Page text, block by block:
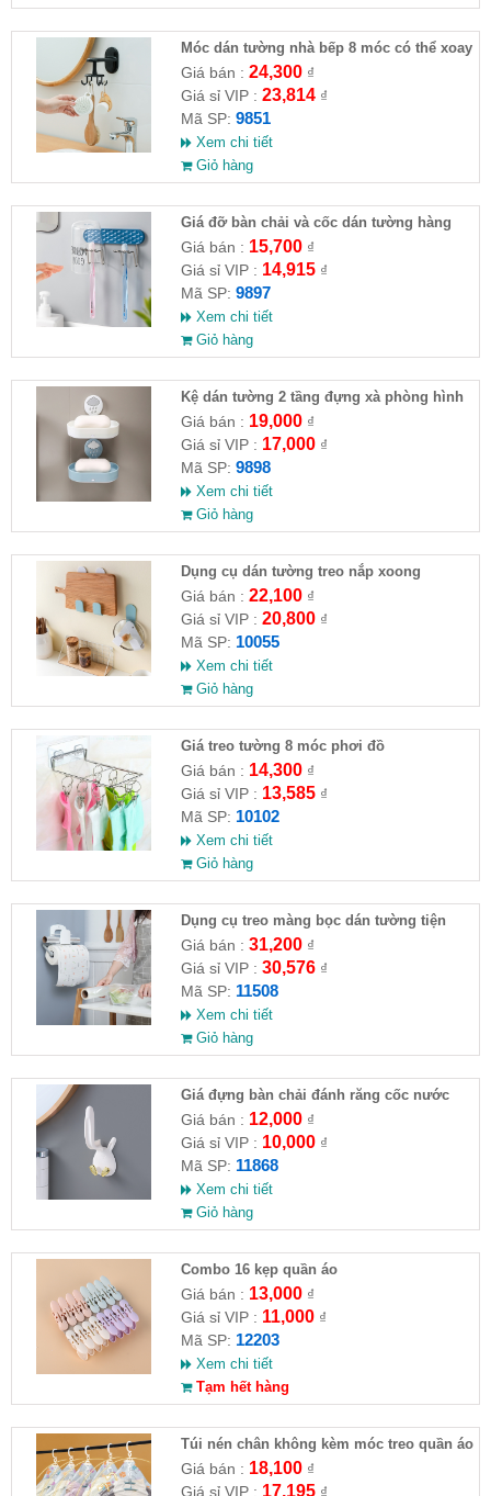
Móc dán tường nhà bếp 8 móc có thể xoay
Giá bán : 24,300₫
Giá sỉ VIP : 23,814₫
Mã SP: 9851
Xem chi tiết
Giỏ hàng
Giá đỡ bàn chải và cốc dán tường hàng
đôi
Giá bán : 15,700₫
Giá sỉ VIP : 14,915₫
Mã SP: 9897
Xem chi tiết
Giỏ hàng
Kệ dán tường 2 tầng đựng xà phòng hình
đám mây
Giá bán : 19,000₫
Giá sỉ VIP : 17,000₫
Mã SP: 9898
Xem chi tiết
Giỏ hàng
Dụng cụ dán tường treo nắp xoong
Giá bán : 22,100₫
Giá sỉ VIP : 20,800₫
Mã SP: 10055
Xem chi tiết
Giỏ hàng
Giá treo tường 8 móc phơi đồ
Giá bán : 14,300₫
Giá sỉ VIP : 13,585₫
Mã SP: 10102
Xem chi tiết
Giỏ hàng
Dụng cụ treo màng bọc dán tường tiện
dụng
Giá bán : 31,200₫
Giá sỉ VIP : 30,576₫
Mã SP: 11508
Xem chi tiết
Giỏ hàng
Giá đựng bàn chải đánh răng cốc nước
hình thỏ
Giá bán : 12,000₫
Giá sỉ VIP : 10,000₫
Mã SP: 11868
Xem chi tiết
Giỏ hàng
Combo 16 kẹp quần áo
Giá bán : 13,000₫
Giá sỉ VIP : 11,000₫
Mã SP: 12203
Xem chi tiết
Tạm hết hàng
Túi nén chân không kèm móc treo quần áo
Giá bán : 18,100₫
Giá sỉ VIP : 17,195₫